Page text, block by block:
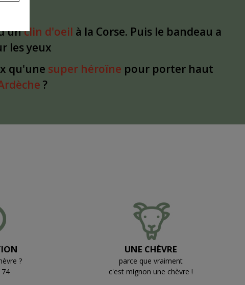
clin d'oeil à la Corse. Puis le bandeau a
les yeux
qu'une super héroïne pour porter haut
?
?
UNE CHÈVRE
parce que vraiment
c'est mignon une chèvre !